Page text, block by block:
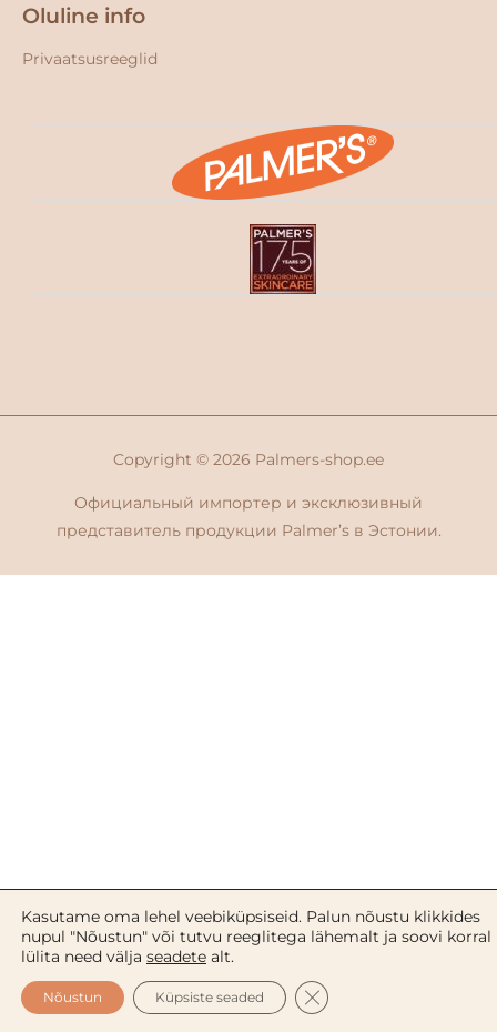
Oluline info
Privaatsusreeglid
Copyright © 2026 Palmers-shop.ee
Официальный импортер и эксклюзивный
представитель продукции Palmer’s в Эстонии.
Kasutame oma lehel veebiküpsiseid. Palun nõustu klikkides
nupul "Nõustun" või tutvu reeglitega lähemalt ja soovi korral
lülita need välja seadete alt.
Nõustun Küpsiste seaded CLOSE GDPR COOKIE